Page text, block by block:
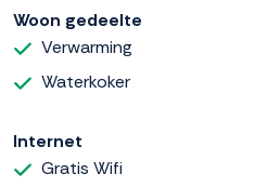
Woon gedeelte
Verwarming
Waterkoker
Internet
Gratis Wifi